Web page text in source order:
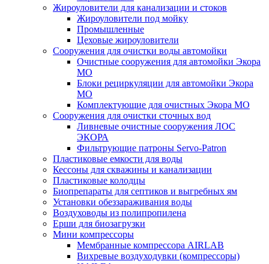
Жироуловители для канализации и стоков
Жироуловители под мойку
Промышленные
Цеховые жироуловители
Сооружения для очистки воды автомойки
Очистные сооружения для автомойки Экора
МО
Блоки рециркуляции для автомойки Экора
МО
Комплектующие для очистных Экора МО
Сооружения для очистки сточных вод
Ливневые очистные сооружения ЛОС
ЭКОРА
Фильтрующие патроны Servo-Patron
Пластиковые емкости для воды
Кессоны для скважины и канализации
Пластиковые колодцы
Биопрепараты для септиков и выгребных ям
Установки обеззараживания воды
Воздуховоды из полипропилена
Ерши для биозагрузки
Мини компрессоры
Мембранные компрессора AIRLAB
Вихревые воздуходувки (компрессоры)